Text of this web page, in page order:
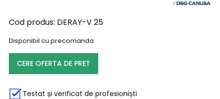
Cod produs: DERAY-V 25
Disponibil cu precomanda
CERE OFERTA DE PRET
Testat și verificat de profesioniști